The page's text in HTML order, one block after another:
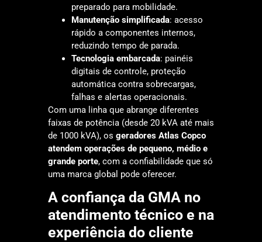
preparado para mobilidade.
Manutenção simplificada: acesso
rápido a componentes internos,
reduzindo tempo de parada.
Tecnologia embarcada: painéis
digitais de controle, proteção
automática contra sobrecargas,
falhas e alertas operacionais.
Com uma linha que abrange diferentes
faixas de potência (desde 20 kVA até mais
de 1000 kVA), os geradores Atlas Copco
atendem operações de pequeno, médio e
grande porte, com a confiabilidade que só
uma marca global pode oferecer.
A confiança da GMA no
atendimento técnico e na
experiência do cliente